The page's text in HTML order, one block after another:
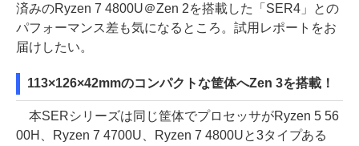
済みのRyzen 7 4800U＠Zen 2を搭載した「SER4」との
パフォーマンス差も気になるところ。試用レポートをお
届けしたい。
113×126×42mmのコンパクトな筐体へZen 3を搭載！
本SERシリーズは同じ筐体でプロセッサがRyzen 5 56
00H、Ryzen 7 4700U、Ryzen 7 4800Uと3タイプある